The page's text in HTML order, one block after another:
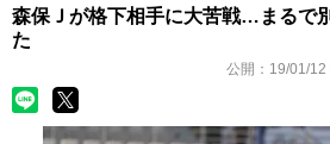
森保Ｊが格下相手に大苦戦…まるで
た
公開： 19/01/12